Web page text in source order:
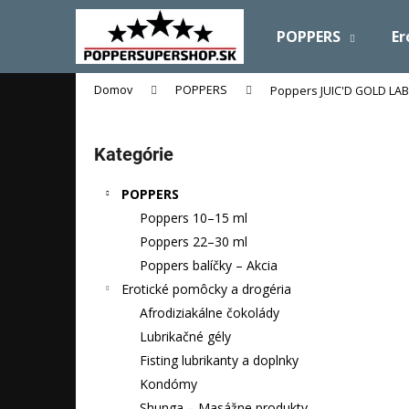
POPPERS
Domov POPPERS Poppers JUIC'D GOLD
Preskočiť
kategórie
Kategórie
POPPERS
Poppers 10–15 ml
Poppers 22–30 ml
Poppers balíčky – Akcia
Erotické pomôcky a drogéria
Afrodiziakálne čokolády
Lubrikačné gély
Fisting lubrikanty a doplnky
Kondómy
Späť
do
Späť
do